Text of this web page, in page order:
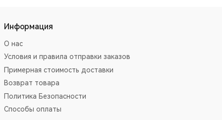
Информация
О нас
Условия и правила отправки заказов
Примерная стоимость доставки
Возврат товара
Политика Безопасности
Способы оплаты